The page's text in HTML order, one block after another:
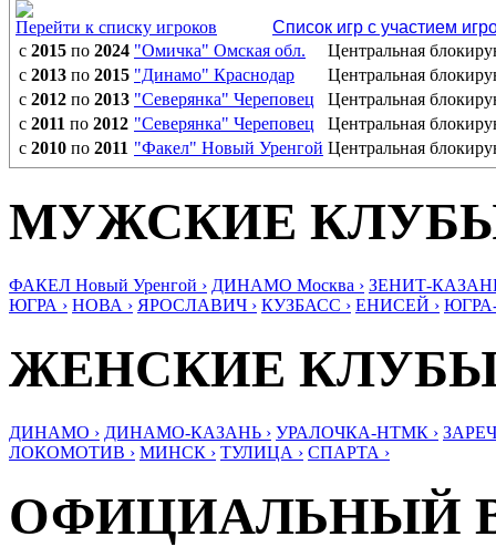
Перейти к списку игроков
Список игр с участием
с 2015 по 2024 "Омичка" Омская обл.
Центральная
с 2013 по 2015 "Динамо" Краснодар
Центральная
с 2012 по 2013 "Северянка" Череповец
Центральная
с 2011 по 2012 "Северянка" Череповец
Центральная
с 2010 по 2011 "Факел" Новый Уренгой Центральная
МУЖСКИЕ
ФАКЕЛ Новый Уренгой › ДИНАМО Москва › ЗЕНИТ-
ЮГРА › НОВА › ЯРОСЛАВИЧ › КУЗБАСС › ЕНИСЕЙ ›
ЖЕНСКИЕ
ДИНАМО › ДИНАМО-КАЗАНЬ › УРАЛОЧКА-НТМК ›
ЛОКОМОТИВ › МИНСК › ТУЛИЦА › СПАРТА ›
ОФИЦИАЛЬНЫЙ